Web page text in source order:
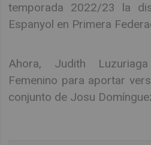
temporada 2022/23 la
Espanyol en Primera
Ahora, Judith
Femenino para aportar
conjunto de Josu